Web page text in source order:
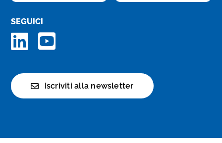
SEGUICI
Iscriviti alla newsletter